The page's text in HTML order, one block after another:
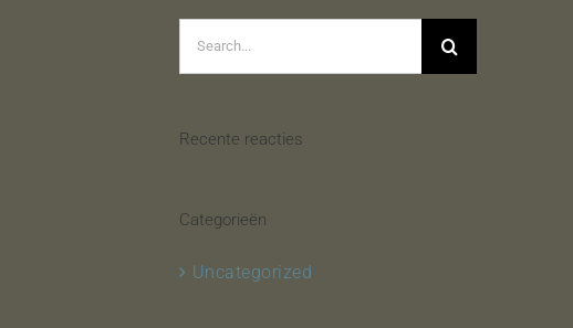
Recente reacties
Categorieën
Uncategorized